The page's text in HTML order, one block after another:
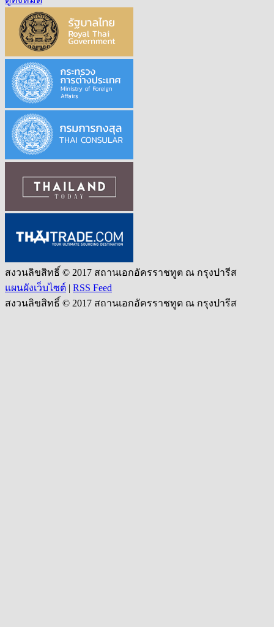
สงวนลิขสิทธิ์ © 2017 สถานเอกอัครราชทูต ณ กรุงปารีส
แผนผังเว็บไซต์ | RSS Feed
สงวนลิขสิทธิ์ © 2017 สถานเอกอัครราชทูต ณ กรุงปารีส